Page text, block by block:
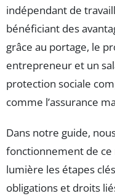
indépendant de
bénéficiant des
grâce au portage, le
entrepreneur et un
protection sociale
comme l’assurance
Dans notre guide,
fonctionnement de ce
lumière les étapes
obligations et droits